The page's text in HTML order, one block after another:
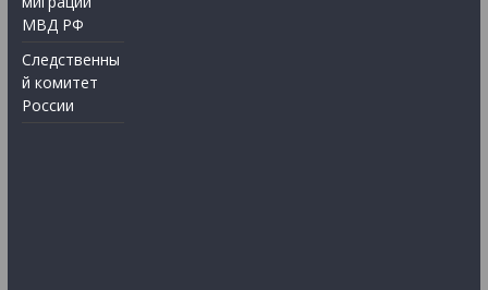
МВД РФ
Следственны
й комитет
России